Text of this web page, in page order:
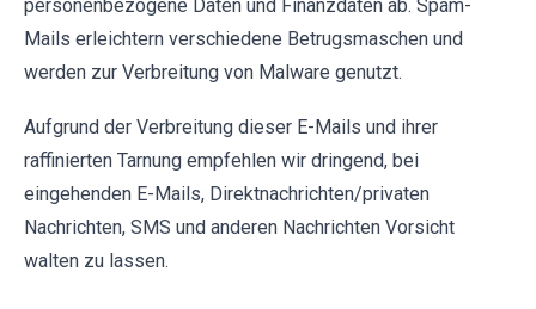
personenbezogene Daten und Finanzdaten ab. Spam-
Mails erleichtern verschiedene Betrugsmaschen und
werden zur Verbreitung von Malware genutzt.
Aufgrund der Verbreitung dieser E-Mails und ihrer
raffinierten Tarnung empfehlen wir dringend, bei
eingehenden E-Mails, Direktnachrichten/privaten
Nachrichten, SMS und anderen Nachrichten Vorsicht
walten zu lassen.